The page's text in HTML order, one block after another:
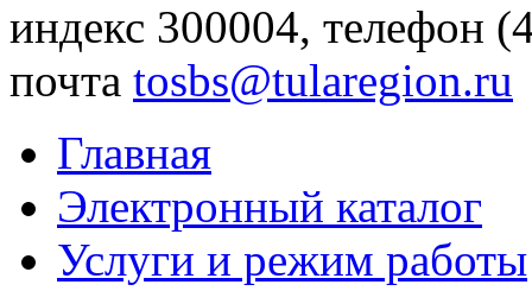
индекс 300004, телефон
почта tosbs@tularegion.ru
Главная
Электронный каталог
Услуги и режим работы